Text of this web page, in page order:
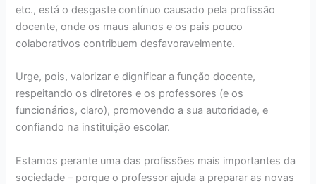
etc., está o desgaste contínuo causado pela profissão
docente, onde os maus alunos e os pais pouco
colaborativos contribuem desfavoravelmente.
Urge, pois, valorizar e dignificar a função docente,
respeitando os diretores e os professores (e os
funcionários, claro), promovendo a sua autoridade, e
confiando na instituição escolar.
Estamos perante uma das profissões mais importantes da
sociedade – porque o professor ajuda a preparar as novas